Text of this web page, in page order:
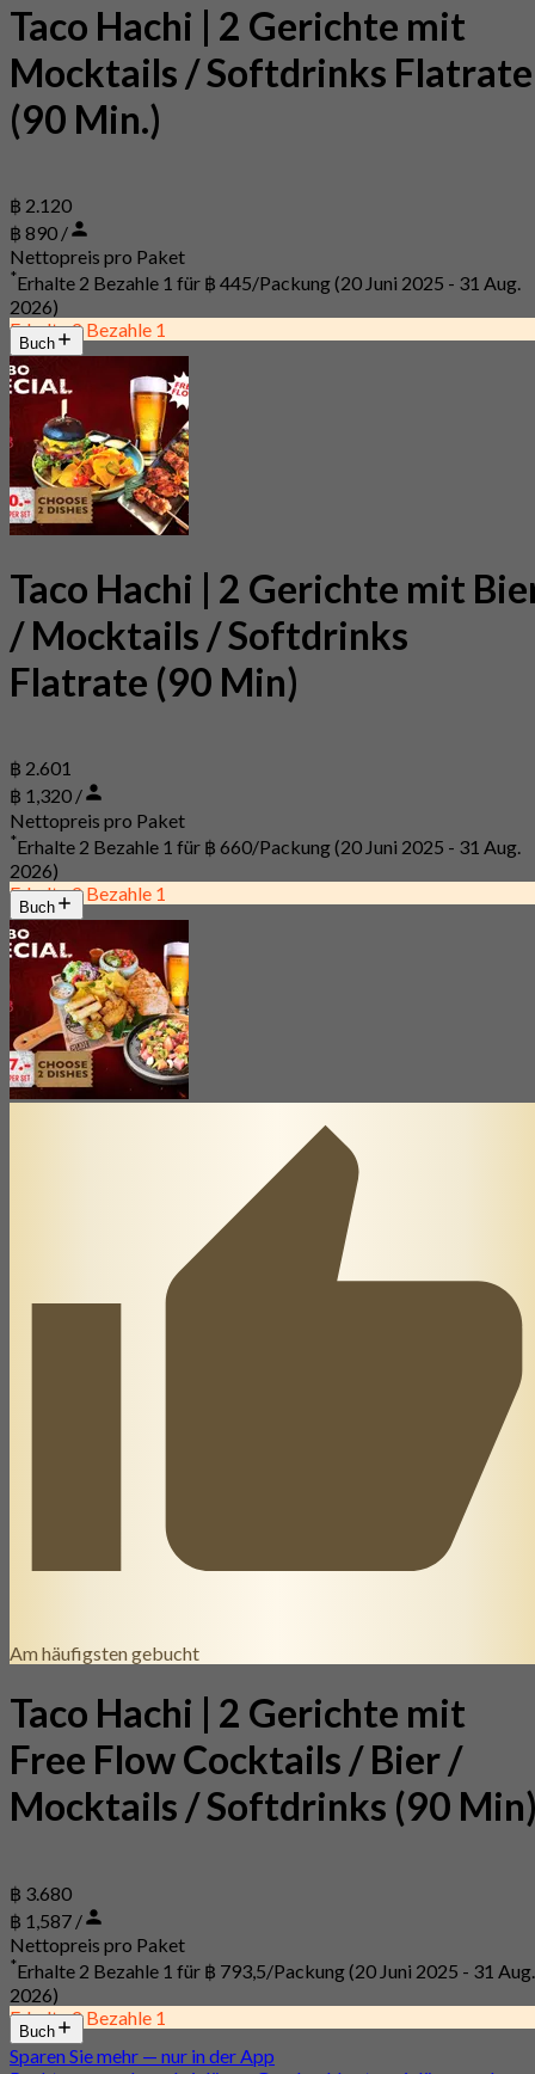
Taco Hachi | 2 Gerichte mit
Mocktails / Softdrinks Flatrate
(90 Min.)
฿ 2.120
฿ 890 /
Nettopreis pro Paket
*Erhalte 2 Bezahle 1 für ฿ 445/Packung(20 Juni 2025 - 31 Aug.
2026)
Erhalte 2 Bezahle 1
Buch
Taco Hachi | 2 Gerichte mit
/ Mocktails / Softdrinks
Flatrate (90 Min)
฿ 2.601
฿ 1,320 /
Nettopreis pro Paket
*Erhalte 2 Bezahle 1 für ฿ 660/Packung(20 Juni 2025 - 31 Aug.
2026)
Erhalte 2 Bezahle 1
Buch
Am häufigsten gebucht
Taco Hachi | 2 Gerichte mit
Free Flow Cocktails / Bier /
Mocktails / Softdrinks (90
฿ 3.680
฿ 1,587 /
Nettopreis pro Paket
*Erhalte 2 Bezahle 1 für ฿ 793,5/Packung(20 Juni 2025 - 31 Aug.
2026)
Erhalte 2 Bezahle 1
Buch
Sparen Sie mehr — nur in der App